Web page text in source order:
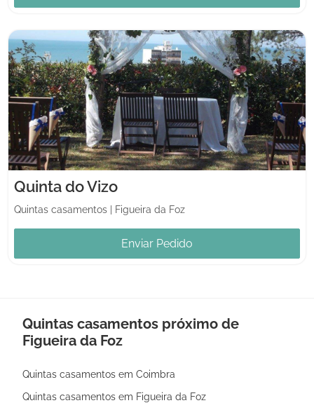
Quinta do Vizo
Quintas casamentos Figueira da Foz
Enviar Pedido
Quintas casamentos próximo de
Figueira da Foz
Quintas casamentos em Coimbra
Quintas casamentos em Figueira da Foz